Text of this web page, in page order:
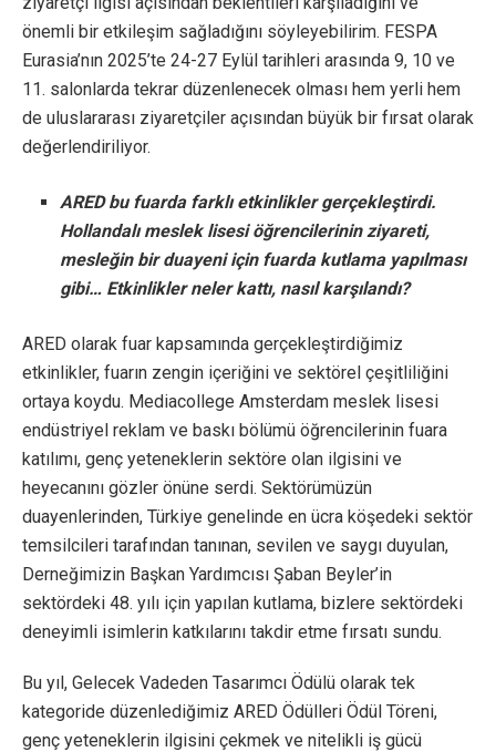
önemli bir etkileşim sağladığını söyleyebilirim. FESPA
Eurasia’nın 2025’te 24-27 Eylül tarihleri arasında 9, 10 ve
11. salonlarda tekrar düzenlenecek olması hem yerli hem
de uluslararası ziyaretçiler açısından büyük bir fırsat olarak
değerlendiriliyor.
ARED bu fuarda farklı etkinlikler gerçekleştirdi.
Hollandalı meslek lisesi öğrencilerinin ziyareti,
mesleğin bir duayeni için fuarda kutlama yapılması
gibi… Etkinlikler neler kattı, nasıl karşılandı?
ARED olarak fuar kapsamında gerçekleştirdiğimiz
etkinlikler, fuarın zengin içeriğini ve sektörel çeşitliliğini
ortaya koydu. Mediacollege Amsterdam meslek lisesi
endüstriyel reklam ve baskı bölümü öğrencilerinin fuara
katılımı, genç yeteneklerin sektöre olan ilgisini ve
heyecanını gözler önüne serdi. Sektörümüzün
duayenlerinden, Türkiye genelinde en ücra köşedeki sektör
temsilcileri tarafından tanınan, sevilen ve saygı duyulan,
Derneğimizin Başkan Yardımcısı Şaban Beyler’in
sektördeki 48. yılı için yapılan kutlama, bizlere sektördeki
deneyimli isimlerin katkılarını takdir etme fırsatı sundu.
Bu yıl, Gelecek Vadeden Tasarımcı Ödülü olarak tek
kategoride düzenlediğimiz ARED Ödülleri Ödül Töreni,
genç yeteneklerin ilgisini çekmek ve nitelikli iş gücü